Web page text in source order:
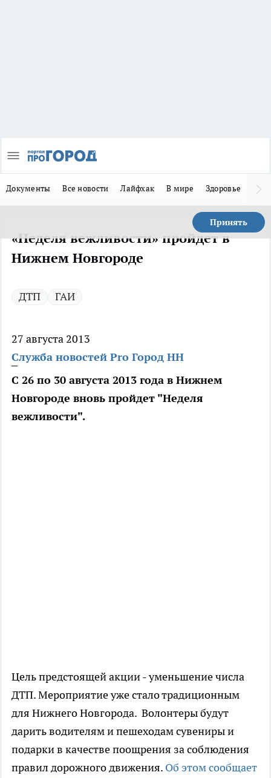
Документы Все новости Лайфхак В мире Здоровье
Принять
«Неделя вежливости» пройдет в
Нижнем Новгороде
ДТП ГАИ
27 августа 2013
Служба новостей Pro Город НН
С 26 по 30 августа 2013 года в Нижнем
Новгороде вновь пройдет "Неделя
вежливости".
Цель предстоящей акции - уменьшение числа
ДТП. Мероприятие уже стало традиционным
для Нижнего Новгорода. Волонтеры будут
дарить водителям и пешеходам сувениры и
подарки в качестве поощрения за соблюдения
правил дорожного движения. Об этом сообщает